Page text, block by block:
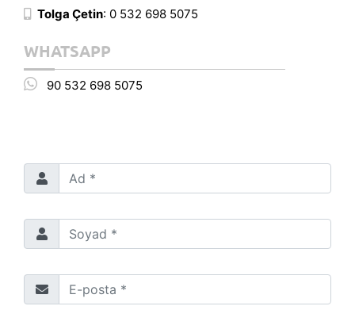
Tolga Çetin: 0 532 698 5075
WHATSAPP
90 532 698 5075
Soyad *
E-posta *